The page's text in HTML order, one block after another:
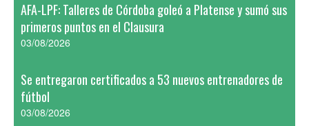
AFA-LPF: Talleres de Córdoba goleó a Platense y sumó sus
primeros puntos en el Clausura
03/08/2026
Se entregaron certificados a 53 nuevos entrenadores de
fútbol
03/08/2026